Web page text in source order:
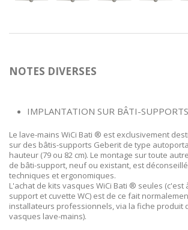
NOTES DIVERSES
IMPLANTATION SUR BÂTI-
Le lave-mains WiCi Bati ® est exclusivement
sur des bâtis-supports Geberit de type
hauteur (79 ou 82 cm). Le montage sur toute
de bâti-support, neuf ou existant, est
techniques et ergonomiques.
L'achat de kits vasques WiCi Bati ® seules (c'est
support et cuvette WC) est de ce fait
installateurs professionnels, via la fiche produit
vasques lave-mains).